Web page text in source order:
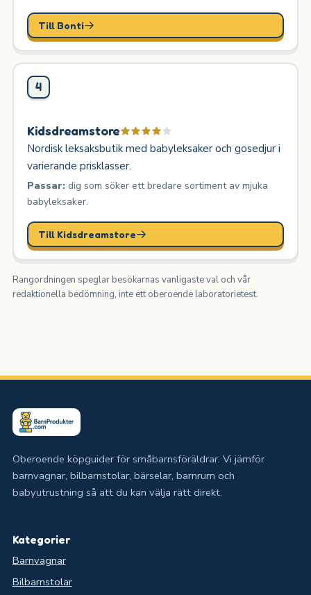
Till Bonti
4
Kidsdreamstore
Nordisk leksaksbutik med babyleksaker och gosedjur i
varierande prisklasser.
Passar:dig som söker ett bredare sortiment av mjuka
babyleksaker.
Till Kidsdreamstore
Rangordningen speglar besökarnas vanligaste val och vår
redaktionella bedömning, inte ett oberoende laboratorietest.
Oberoende köpguider för småbarnsföräldrar. Vi jämför
barnvagnar, bilbarnstolar, bärselar, barnrum och
babyutrustning så att du kan välja rätt direkt.
Kategorier
Barnvagnar
Bilbarnstolar